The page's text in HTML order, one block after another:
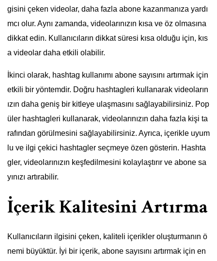
gisini çeken videolar, daha fazla abone kazanmanıza yardı
mcı olur. Aynı zamanda, videolarınızın kısa ve öz olmasına
dikkat edin. Kullanıcıların dikkat süresi kısa olduğu için, kıs
a videolar daha etkili olabilir.
İkinci olarak, hashtag kullanımı abone sayısını artırmak için
etkili bir yöntemdir. Doğru hashtagleri kullanarak videoların
ızın daha geniş bir kitleye ulaşmasını sağlayabilirsiniz. Pop
üler hashtagleri kullanarak, videolarınızın daha fazla kişi ta
rafından görülmesini sağlayabilirsiniz. Ayrıca, içerikle uyum
lu ve ilgi çekici hashtagler seçmeye özen gösterin. Hashta
gler, videolarınızın keşfedilmesini kolaylaştırır ve abone sa
yınızı artırabilir.
İçerik Kalitesini Artırma
Kullanıcıların ilgisini çeken, kaliteli içerikler oluşturmanın ö
nemi büyüktür. İyi bir içerik, abone sayısını artırmak için en